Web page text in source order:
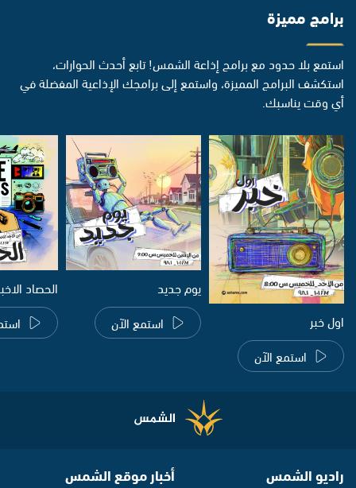
برامج مميزة
استمع بلا حدود مع برامج إذاعة الشمس! تابع أحدث الحوارات،
استكشف البرامج المميزة، واستمع إلى برامجك الإذاعية المفضلة في
أي وقت يناسبك.
اول خبر
استمع الآن
يوم جديد
استمع الآن
الحصاد
راديو الشمس أخبار موقع الشمس